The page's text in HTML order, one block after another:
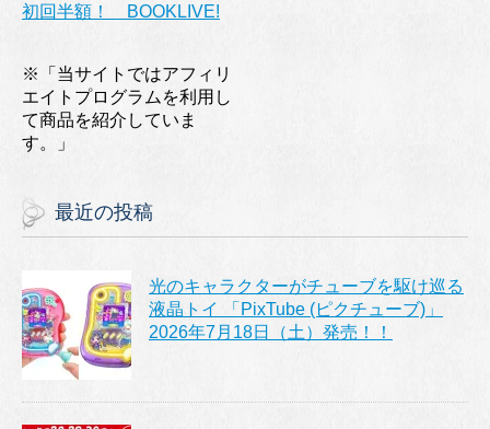
初回半額！ BOOKLIVE!
※「当サイトではアフィリ
エイトプログラムを利用し
て商品を紹介していま
す。」
最近の投稿
光のキャラクターがチューブを駆け巡る
液晶トイ 「PixTube (ピクチューブ)」
2026年7月18日（土）発売！！